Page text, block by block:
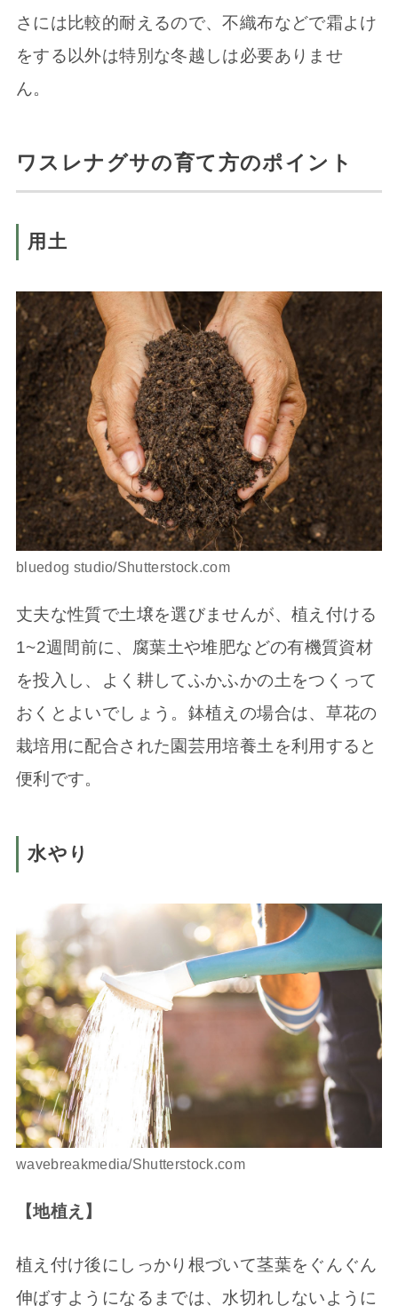
さには比較的耐えるので、不織布などで霜よけ
をする以外は特別な冬越しは必要ありませ
ん。
ワスレナグサの育て方のポイント
用土
bluedog studio/Shutterstock.com
丈夫な性質で土壌を選びませんが、植え付ける
1~2週間前に、腐葉土や堆肥などの有機質資材
を投入し、よく耕してふかふかの土をつくって
おくとよいでしょう。鉢植えの場合は、草花の
栽培用に配合された園芸用培養土を利用すると
便利です。
水やり
wavebreakmedia/Shutterstock.com
【地植え】
植え付け後にしっかり根づいて茎葉をぐんぐん
伸ばすようになるまでは、水切れしないように